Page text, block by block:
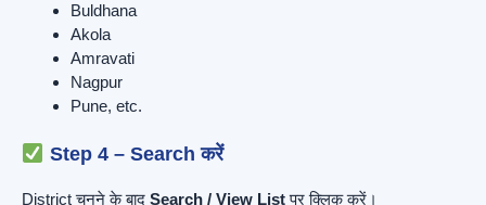
Buldhana
Akola
Amravati
Nagpur
Pune, etc.
Step 4 – Search करें
District चुनने के बाद Search / View Listपर क्लिक करें।